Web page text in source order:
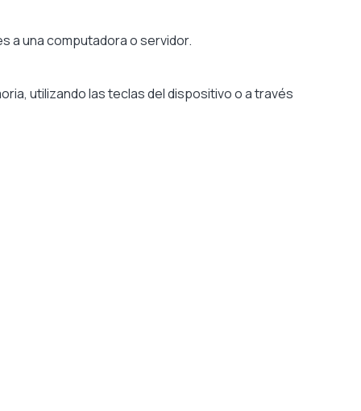
a una computadora o servidor.
utilizando las teclas del dispositivo o a través